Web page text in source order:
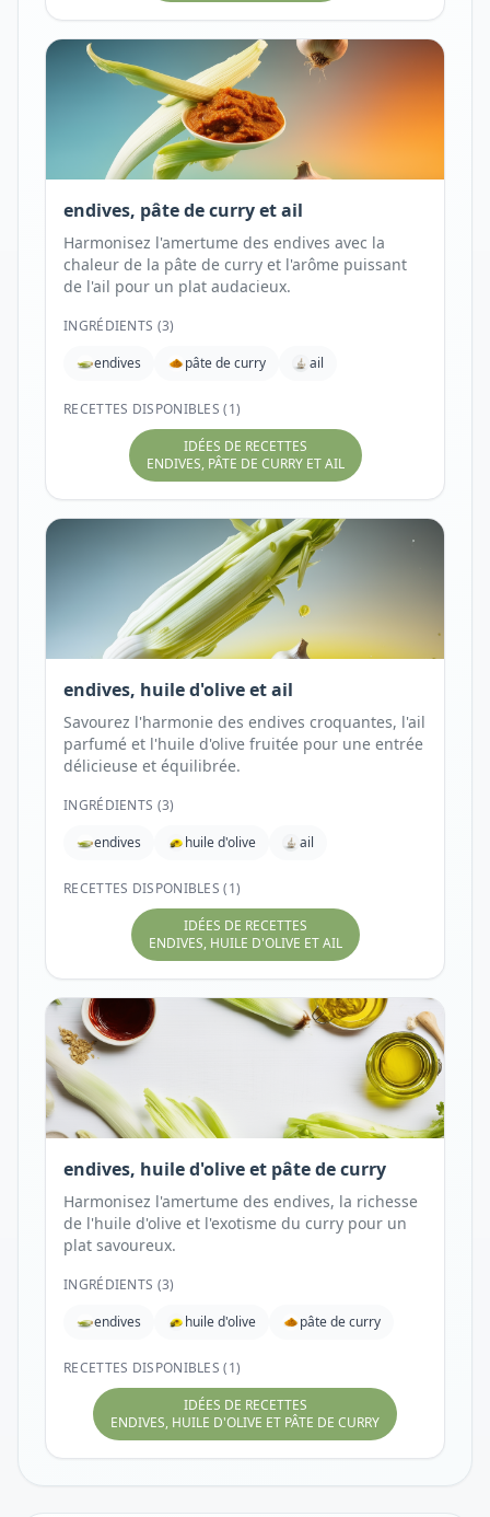
endives, pâte de curry et ail
Harmonisez l'amertume des endives avec la
chaleur de la pâte de curry et l'arôme puissant
de l'ail pour un plat audacieux.
INGRÉDIENTS (3)
endives
pâte de curry ail
RECETTES DISPONIBLES (1)
IDÉES DE RECETTES
ENDIVES, PÂTE DE CURRY ET AIL
endives, huile d'olive et ail
Savourez l'harmonie des endives croquantes, l'ail
parfumé et l'huile d'olive fruitée pour une entrée
délicieuse et équilibrée.
INGRÉDIENTS (3)
endives
huile d'olive ail
RECETTES DISPONIBLES (1)
IDÉES DE RECETTES
ENDIVES, HUILE D'OLIVE ET AIL
endives, huile d'olive et pâte de curry
Harmonisez l'amertume des endives, la richesse
de l'huile d'olive et l'exotisme du curry pour un
plat savoureux.
INGRÉDIENTS (3)
endives
huile d'olive pâte de curry
RECETTES DISPONIBLES (1)
IDÉES DE RECETTES
ENDIVES, HUILE D'OLIVE ET PÂTE DE CURRY